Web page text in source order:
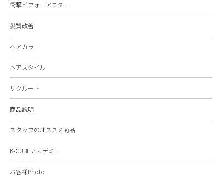
衝撃ビフォーアフター
髪質改善
ヘアカラー
ヘアスタイル
リクルート
商品説明
スタッフのオススメ商品
K-CUBEアカデミー
お客様Photo